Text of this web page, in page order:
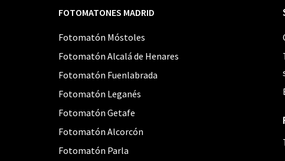
FOTOMATONES MADRID
Fotomatón Móstoles
Fotomatón Alcalá de Henares
Fotomatón Fuenlabrada
Fotomatón Leganés
Fotomatón Getafe
Fotomatón Alcorcón
Fotomatón Parla